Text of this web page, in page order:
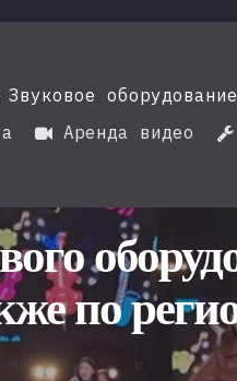
Звуковое оборудование
 Аренда видео 
по